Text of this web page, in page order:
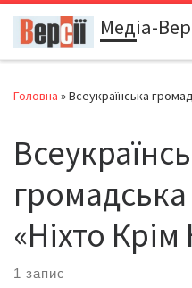
Перейти до вмісту
Медіа-
Головна »Всеукраїнська
громадська
«Ніхто Крім
1 запис